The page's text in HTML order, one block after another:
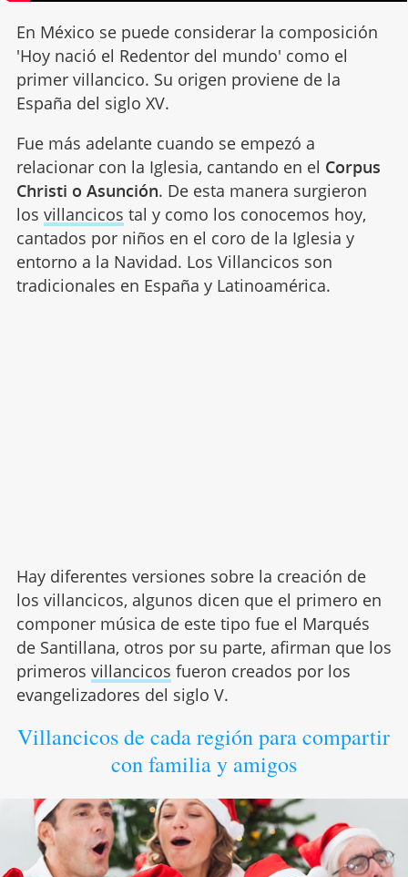
En México se puede considerar la composición
'Hoy nació el Redentor del mundo' como el
primer villancico. Su origen proviene de la
España del siglo XV.
Fue más adelante cuando se empezó a
relacionar con la Iglesia, cantando en el Corpus
Christi o Asunción. De esta manera surgieron
los villancicos tal y como los conocemos hoy,
cantados por niños en el coro de la Iglesia y
entorno a la Navidad. Los Villancicos son
tradicionales en España y Latinoamérica.
Hay diferentes versiones sobre la creación de
los villancicos, algunos dicen que el primero en
componer música de este tipo fue el Marqués
de Santillana, otros por su parte, afirman que los
primeros villancicos fueron creados por los
evangelizadores del siglo V.
Villancicos de cada región para compartir
con familia y amigos